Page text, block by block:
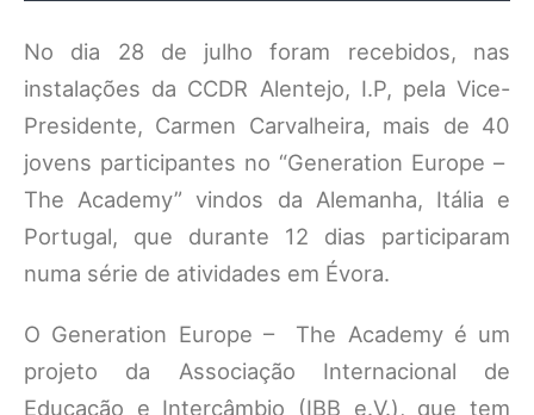
No dia 28 de julho foram recebidos, nas
instalações da CCDR Alentejo, I.P, pela Vice-
Presidente, Carmen Carvalheira, mais de 40
jovens participantes no “Generation Europe –
The Academy” vindos da Alemanha, Itália e
Portugal, que durante 12 dias participaram
numa série de atividades em Évora.
O Generation Europe – The Academy é um
projeto da Associação Internacional de
Educação e Intercâmbio (IBB e.V.), que tem